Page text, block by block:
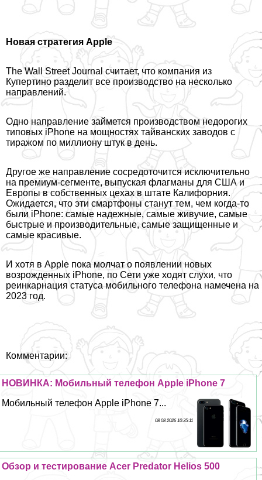
Новая стратегия Appl e
The Wall Street Journal считает, что компания из
Купертино разделит все производство на несколько
направлений.
Одно направление займется производством недорогих
типовых iPhone на мощностях тайванских заводов с
тиражом по миллиону штук в день.
Другое же направление сосредоточится исключительно
на премиум-сегменте, выпуская флагманы для США и
Европы в собственных цехах в штате Калифорния.
Ожидается, что эти смартфоны станут тем, чем когда-то
были iPhone: самые надежные, самые живучие, самые
быстрые и производительные, самые защищенные и
самые красивые.
И хотя в Apple пока молчат о появлении новых
возрожденных iPhone, по Сети уже ходят слухи, что
реинкарнация статуса мобильного телефона намечена на
2023 год.
Комментарии:
НОВИНКА: Мобильный телефон Apple iPhone 7
Мобильный телефон Apple iPhone 7...
08 08 2026 10:35:11
Обзор и тестирование Acer Predator Helios 500